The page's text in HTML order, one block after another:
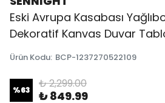
Eski Avrupa Kasabası
Dekoratif Kanvas Duvar
Ürün Kodu: BCP-1237270522109
%63 ₺ 2,299.00
₺ 849.99